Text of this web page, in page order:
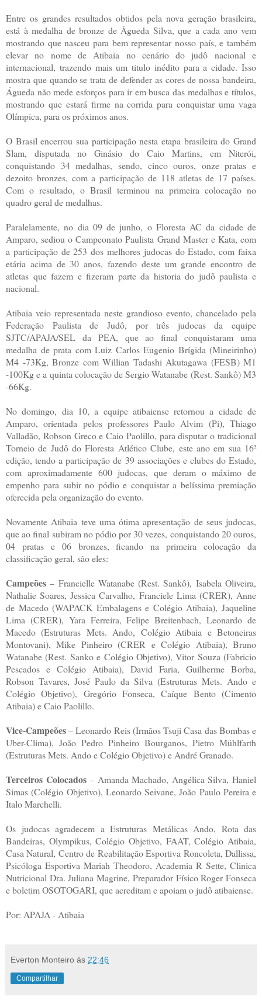
Entre os grandes resultados obtidos pela nova geração brasileira,
está à medalha de bronze de Águeda Silva, que a cada ano vem
mostrando que nasceu para bem representar nosso país, e também
elevar no nome de Atibaia no cenário do judô nacional e
internacional, trazendo mais um titulo inédito para a cidade. Isso
mostra que quando se trata de defender as cores de nossa bandeira,
Águeda não mede esforços para ir em busca das medalhas e títulos,
mostrando que estará firme na corrida para conquistar uma vaga
Olímpica, para os próximos anos.
O Brasil encerrou sua participação nesta etapa brasileira do Grand
Slam, disputada no Ginásio do Caio Martins, em Niterói,
conquistando 34 medalhas, sendo, cinco ouros, onze pratas e
dezoito bronzes, com a participação de 118 atletas de 17 países.
Com o resultado, o Brasil terminou na primeira colocação no
quadro geral de medalhas.
Paralelamente, no dia 09 de junho, o Floresta AC da cidade de
Amparo, sediou o Campeonato Paulista Grand Master e Kata, com
a participação de 253 dos melhores judocas do Estado, com faixa
etária acima de 30 anos, fazendo deste um grande encontro de
atletas que fazem e fizeram parte da historia do judô paulista e
nacional.
Atibaia veio representada neste grandioso evento, chancelado pela
Federação Paulista de Judô, por três judocas da equipe
SJTC/APAJA/SEL da PEA, que ao final conquistaram uma
medalha de prata com Luiz Carlos Eugenio Brígida (Mineirinho)
M4 -73Kg, Bronze com Willian Tadashi Akutagawa (FESB) M1
-100Kg e a quinta colocação de Sergio Watanabe (Rest. Sankô) M3
-66Kg.
No domingo, dia 10, a equipe atibaiense retornou a cidade de
Amparo, orientada pelos professores Paulo Alvim (Pi), Thiago
Valladão, Robson Greco e Caio Paolillo, para disputar o tradicional
Torneio de Judô do Floresta Atlético Clube, este ano em sua 16ª
edição, tendo a participação de 39 associações e clubes do Estado,
com aproximadamente 600 judocas, que deram o máximo de
empenho para subir no pódio e conquistar a belíssima premiação
oferecida pela organização do evento.
Novamente Atibaia teve uma ótima apresentação de seus judocas,
que ao final subiram no pódio por 30 vezes, conquistando 20 ouros,
04 pratas e 06 bronzes, ficando na primeira colocação da
classificação geral, são eles:
Campeões – Francielle Watanabe (Rest. Sankô), Isabela Oliveira,
Nathalie Soares, Jessica Carvalho, Franciele Lima (CRER), Anne
de Macedo (WAPACK Embalagens e Colégio Atibaia), Jaqueline
Lima (CRER), Yara Ferreira, Felipe Breitenbach, Leonardo de
Macedo (Estruturas Mets. Ando, Colégio Atibaia e Betoneiras
Montovani), Mike Pinheiro (CRER e Colégio Atibaia), Bruno
Watanabe (Rest. Sanko e Colégio Objetivo), Vitor Souza (Fabricio
Pescados e Colégio Atibaia), David Faria, Guilherme Borba,
Robson Tavares, José Paulo da Silva (Estruturas Mets. Ando e
Colégio Objetivo), Gregório Fonseca, Caíque Bento (Cimento
Atibaia) e Caio Paolillo.
Vice-Campeões– Leonardo Reis (Irmãos Tsuji Casa das Bombas e
Uber-Clima), João Pedro Pinheiro Bourganos, Pietro Mühlfarth
(Estruturas Mets. Ando e Colégio Objetivo) e André Granado.
Terceiros Colocados– Amanda Machado, Angélica Silva, Haniel
Simas (Colégio Objetivo), Leonardo Seivane, João Paulo Pereira e
Italo Marchelli.
Os judocas agradecem a Estruturas Metálicas Ando, Rota das
Bandeiras, Olympikus, Colégio Objetivo, FAAT, Colégio Atibaia,
Casa Natural, Centro de Reabilitação Esportiva Roncoleta, Dallissa,
Psicóloga Esportiva Mariah Theodoro, Academia R Sette, Clinica
Nutricional Dra. Juliana Magrine, Preparador Físico Roger Fonseca
e boletim OSOTOGARI, que acreditam e apoiam o judô atibaiense.
Por: APAJA - Atibaia
Everton Monteiro às 22:46
Compartilhar